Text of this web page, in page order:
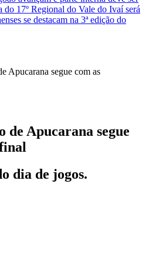
do 17º Regional do Vale do Ivaí será
se destacam na 3ª edição do
de Apucarana segue
dia de jogos.